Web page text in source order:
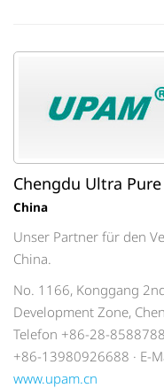
Chengdu Ultra
China
Unser Partner für den
China.
No. 1166, Konggang
Development Zone,
Telefon +86-28-
+86-13980926688 · E-
www.upam.cn